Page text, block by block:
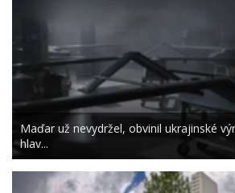
Maďar už nevydržel, obvinil ukrajinské
hlav...